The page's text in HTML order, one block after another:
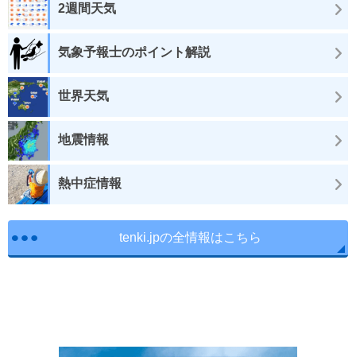
2週間天気
気象予報士のポイント解説
世界天気
地震情報
熱中症情報
tenki.jpの全情報はこちら